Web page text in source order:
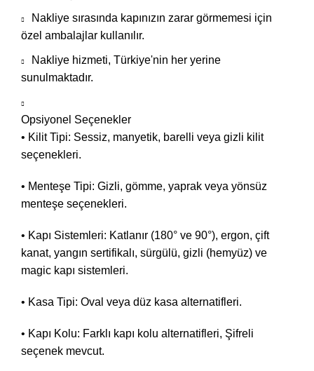
Nakliye sırasında kapınızın zarar görmemesi için
özel ambalajlar kullanılır.
Nakliye hizmeti, Türkiye'nin her yerine
sunulmaktadır.
Opsiyonel Seçenekler
• Kilit Tipi: Sessiz, manyetik, barelli veya gizli kilit
seçenekleri.
• Menteşe Tipi: Gizli, gömme, yaprak veya yönsüz
menteşe seçenekleri.
• Kapı Sistemleri: Katlanır (180° ve 90°), ergon, çift
kanat, yangın sertifikalı, sürgülü, gizli (hemyüz) ve
magic kapı sistemleri.
• Kasa Tipi: Oval veya düz kasa alternatifleri.
• Kapı Kolu: Farklı kapı kolu alternatifleri, Şifreli
seçenek mevcut.